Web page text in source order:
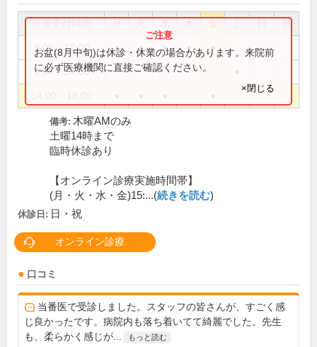
祝
9:00～12:00 ● ● ● ● ●
9:00～14:00
お盆(8月中旬)は休診・休業の場合があります。来院前
に必ず医療機関に直接ご確認ください。
×閉じる
備考: 木曜AMのみ
土曜14時まで
臨時休診あり
【オンライン診療実施時間帯】
(月・火・水・金)15:...(続きを読む)
休診日: 日・祝
オンライン診療
口コミ
当番医で受診しました。スタッフの皆さんが、すごく感
じ良かったです。病院内も落ち着いてて綺麗でした。先生
も、柔らかく感じが...
もっと読む